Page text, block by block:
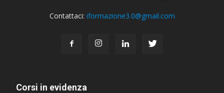
Contattaci: iformazione3.0@gmail.com
Corsi in evidenza